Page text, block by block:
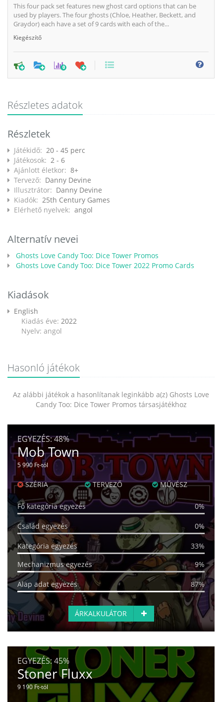
This four pack set features new ghost card options that can be
used by players. The four ghosts (Chloe, Heather, Beckett, and
Graydor) each have a set of 9 cards with each of the...
Kiegészítő
0
Részletes adatok
Részletek
Játékidő: 20 - 45 perc
Játékosok: 2 - 6
Ajánlott életkor: 8+
Tervező: Danny Devine
Illusztrátor: Danny Devine
Kiadók: 25th Century Games
Elérhető nyelvek: angol
Alternatív nevei
Ghosts Love Candy Too: Dice Tower Promos
Ghosts Love Candy Too: Dice Tower 2022 Promo Cards
Kiadások
English
Kiadás éve: 2022
Nyelv: angol
Hasonló játékok
Az alábbi játékok a hasonlítanak leginkább a(z) Ghosts Love
Candy Too: Dice Tower Promos társasjátékhoz
EGYEZÉS:48%
Mob Town
5 990 Ft-tól
SZÉRIA TERVEZŐ MŰVÉSZ
Fő kategória egyezés 0%
Család egyezés 0%
Kategória egyezés
33%
Mechanizmus egyezés
9%
Alap adat egyezés 87%
ÁRKALKULÁTOR
EGYEZÉS:45%
Stoner Fluxx
9 190 Ft-tól